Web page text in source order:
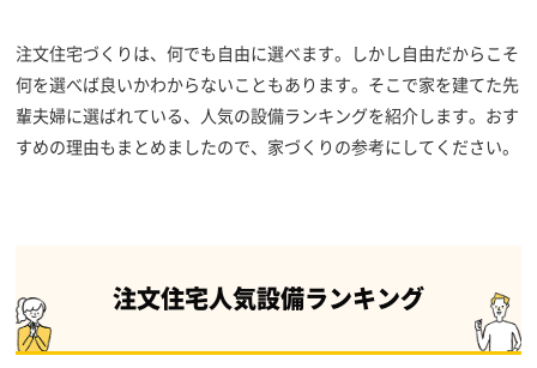
注文住宅づくりは、何でも自由に選べます。しかし自由だからこそ
何を選べば良いかわからないこともあります。そこで家を建てた先
輩夫婦に選ばれている、人気の設備ランキングを紹介します。おす
すめの理由もまとめましたので、家づくりの参考にしてください。
注文住宅人気設備ランキング